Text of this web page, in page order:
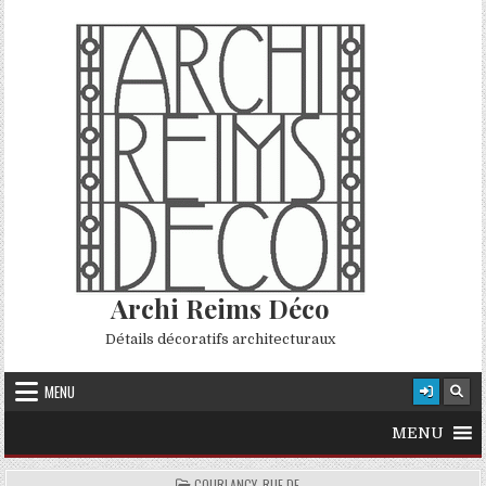
Skip to content
Archi Reims Déco
Détails décoratifs architecturaux
MENU
MENU